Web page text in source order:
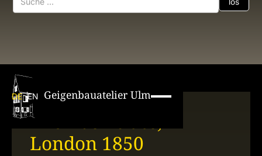
DE EN Geigenbauatelier Ulm
Thomas Tubbs,
London 1850